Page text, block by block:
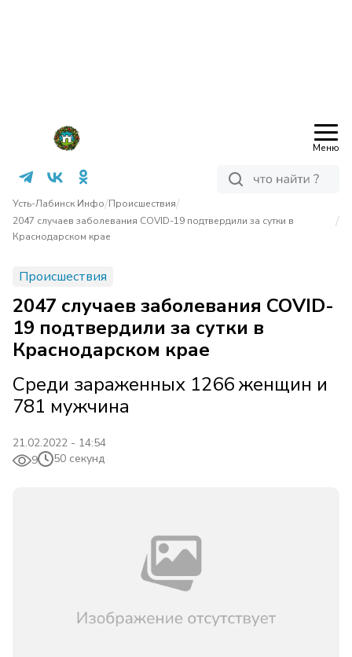
Меню
Усть-Лабинск Инфо/Происшествия/
2047 случаев заболевания COVID-19 подтвердили за сутки в
Краснодарском крае
/
Происшествия
2047 случаев заболевания COVID-
19 подтвердили за сутки в
Краснодарском крае
Среди зараженных 1266 женщин и
781 мужчина
21.02.2022 - 14:54
9
50 секунд